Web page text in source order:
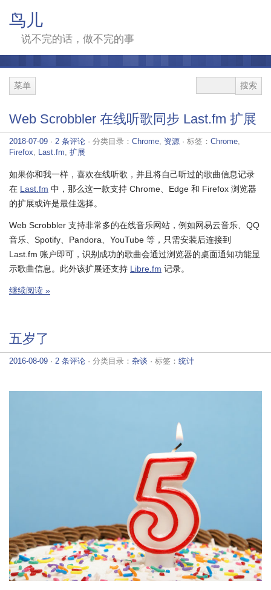
鸟儿
说不完的话，做不完的事
菜单
Web Scrobbler 在线听歌同步 Last.fm 扩展
2018-07-09 · 2 条评论 · 分类目录： Chrome 资源 · 标签： Chrome
Firefox
Last.fm 扩展
如果你和我一样，喜欢在线听歌，并且将自己听过的歌曲信息记录
在 Last.fm 中，那么这一款支持 Chrome、Edge 和 Firefox 浏览器
的扩展或许是最佳选择。
Web Scrobbler 支持非常多的在线音乐网站，例如网易云音乐、QQ
音乐、Spotify、Pandora、YouTube 等，只需安装后连接到
Last.fm 账户即可，识别成功的歌曲会通过浏览器的桌面通知功能显
示歌曲信息。此外该扩展还支持 Libre.fm 记录。
继续阅读 »
五岁了
2016-08-09 · 2 条评论 · 分类目录： 杂谈 · 标签： 统计